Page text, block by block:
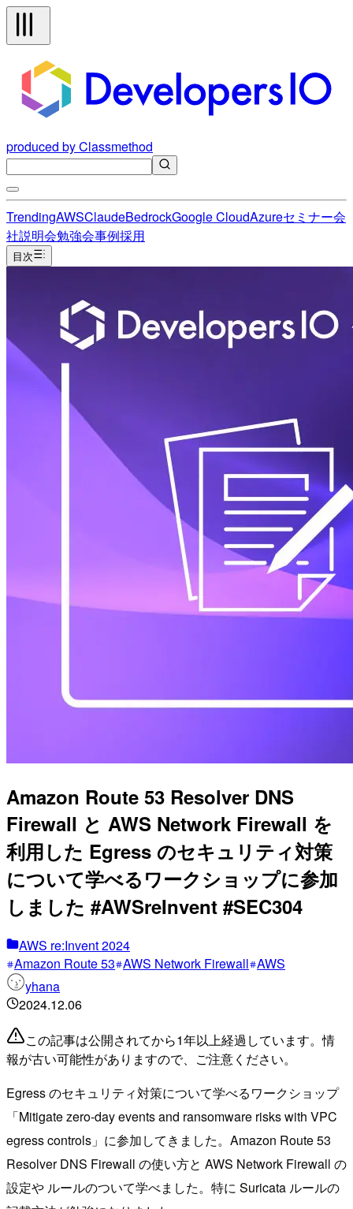
produced by Classmethod
TrendingAWSClaudeBedrockGoogle CloudAzureセミナー会
社説明会勉強会事例採用
目次
Amazon Route 53 Resolver DNS
Firewall と AWS Network Firewall を
利用した Egress のセキュリティ対策
について学べるワークショップに参加
しました #AWSreInvent #SEC304
AWS re:Invent 2024
Amazon Route 53 AWS Network Firewall AWS
yhana
2024.12.06
この記事は公開されてから1年以上経過しています。情
報が古い可能性がありますので、ご注意ください。
Egress のセキュリティ対策について学べるワークショップ
「Mitigate zero-day events and ransomware risks with VPC
egress controls」に参加してきました。Amazon Route 53
Resolver DNS Firewall の使い方と AWS Network Firewall の
設定や ルールのついて学べました。特に Suricata ルールの